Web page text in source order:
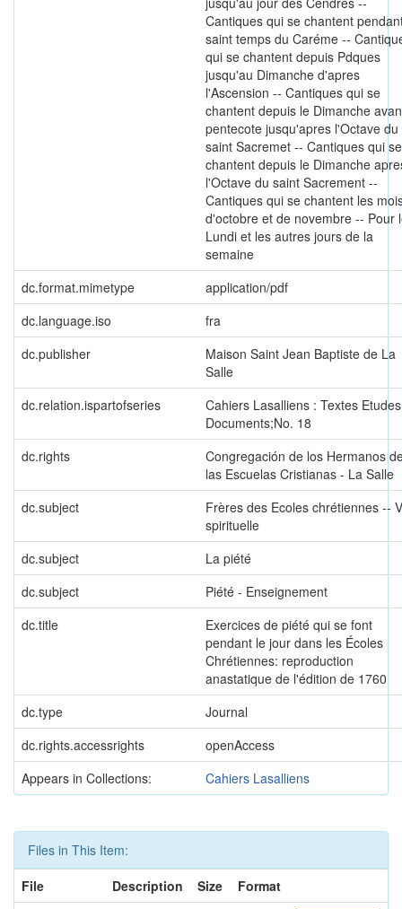
Cantiques qui se chantent
saint temps du Caréme --
qui se chantent depuis Pdques
jusqu'au Dimanche d'apres
l'Ascension -- Cantiques qui se
chantent depuis le Dimanche
pentecote jusqu'apres l'Octave du
saint Sacremet -- Cantiques qui se
chantent depuis le Dimanche
l'Octave du saint Sacrement --
Cantiques qui se chantent les
d'octobre et de novembre -- Pour
Lundi et les autres jours de la
semaine
dc.format.mimetype
application/pdf
dc.language.iso
fra
dc.publisher
Maison Saint Jean Baptiste de La
Salle
dc.relation.ispartofseries
Cahiers Lasalliens : Textes
Documents;No. 18
dc.rights
Congregación de los Hermanos
las Escuelas Cristianas - La Salle
dc.subject
Frères des Ecoles chrétiennes --
spirituelle
dc.subject
La piété
dc.subject
Piété - Enseignement
dc.title
Exercices de piété qui se font
pendant le jour dans les Écoles
Chrétiennes: reproduction
anastatique de l'édition de 1760
dc.type
Journal
dc.rights.accessrights
openAccess
Appears in Collections:
Cahiers Lasalliens
Files in This Item:
File
Description Size
Format